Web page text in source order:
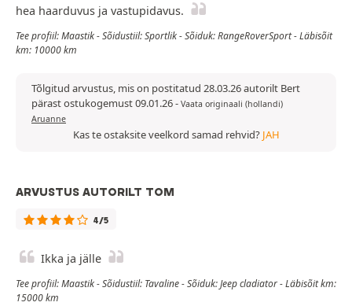
hea haarduvus ja vastupidavus.
Tee profiil: Maastik - Sõidustiil: Sportlik - Sõiduk: RangeRoverSport - Läbisõit
km: 10000 km
Tõlgitud arvustus, mis on postitatud 28.03.26 autorilt Bert
pärast ostukogemust 09.01.26- Vaata originaali (hollandi)
Aruanne
Kas te ostaksite veelkord samad rehvid? JAH
ARVUSTUS AUTORILT TOM
4/5
Ikka ja jälle
Tee profiil: Maastik - Sõidustiil: Tavaline - Sõiduk: Jeep cladiator - Läbisõit km:
15000 km